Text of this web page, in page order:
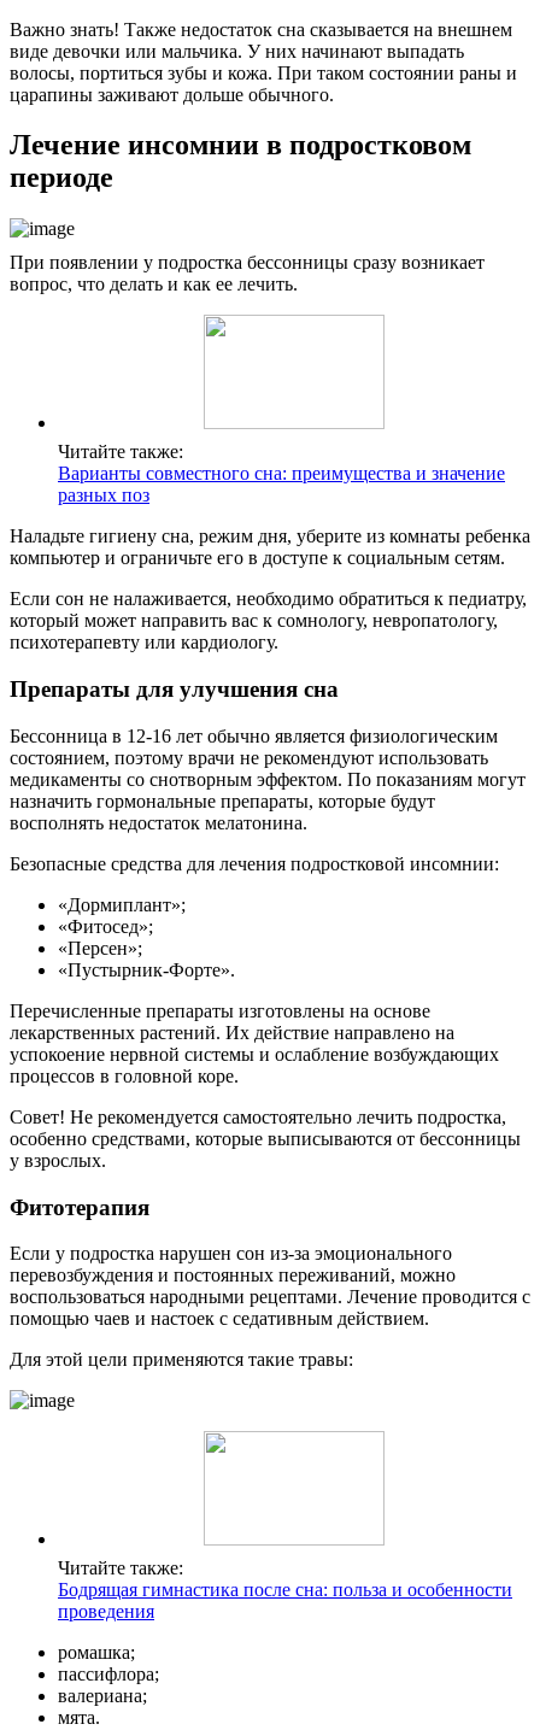
Важно знать! Также недостаток сна сказывается на внешнем
виде девочки или мальчика. У них начинают выпадать
волосы, портиться зубы и кожа. При таком состоянии раны и
царапины заживают дольше обычного.
Лечение инсомнии в подростковом
периоде
При появлении у подростка бессонницы сразу возникает
вопрос, что делать и как ее лечить.
Читайте также:
Варианты совместного сна: преимущества и значение
разных поз
Наладьте гигиену сна, режим дня, уберите из комнаты ребенка
компьютер и ограничьте его в доступе к социальным сетям.
Если сон не налаживается, необходимо обратиться к педиатру,
который может направить вас к сомнологу, невропатологу,
психотерапевту или кардиологу.
Препараты для улучшения сна
Бессонница в 12-16 лет обычно является физиологическим
состоянием, поэтому врачи не рекомендуют использовать
медикаменты со снотворным эффектом. По показаниям могут
назначить гормональные препараты, которые будут
восполнять недостаток мелатонина.
Безопасные средства для лечения подростковой инсомнии:
«Дормиплант»;
«Фитосед»;
«Персен»;
«Пустырник-Форте».
Перечисленные препараты изготовлены на основе
лекарственных растений. Их действие направлено на
успокоение нервной системы и ослабление возбуждающих
процессов в головной коре.
Совет! Не рекомендуется самостоятельно лечить подростка,
особенно средствами, которые выписываются от бессонницы
у взрослых.
Фитотерапия
Если у подростка нарушен сон из-за эмоционального
перевозбуждения и постоянных переживаний, можно
воспользоваться народными рецептами. Лечение проводится с
помощью чаев и настоек с седативным действием.
Для этой цели применяются такие травы:
Читайте также:
Бодрящая гимнастика после сна: польза и особенности
проведения
ромашка;
пассифлора;
валериана;
мята.